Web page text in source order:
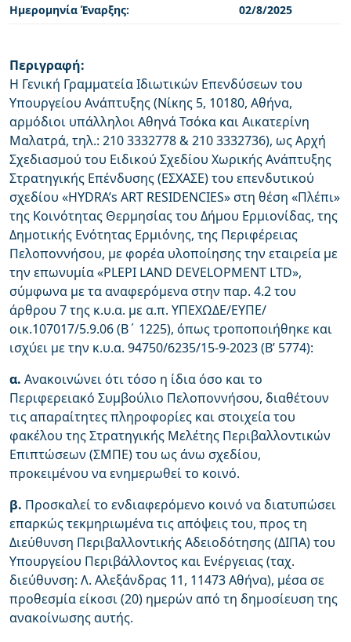
Ημερομηνία Έναρξης: 02/8/2025
Περιγραφή:
Η Γενική Γραμματεία Ιδιωτικών Επενδύσεων του
Υπουργείου Ανάπτυξης (Νίκης 5, 10180, Αθήνα,
αρμόδιοι υπάλληλοι Αθηνά Τσόκα και Aικατερίνη
Μαλατρά, τηλ.: 210 3332778 & 210 3332736), ως Αρχή
Σχεδιασμού του Ειδικού Σχεδίου Χωρικής Ανάπτυξης
Στρατηγικής Επένδυσης (ΕΣΧΑΣΕ) του επενδυτικού
σχεδίου «HYDRA’s ART RESIDENCIES» στη θέση «Πλέπι»
της Κοινότητας Θερμησίας του Δήμου Ερμιονίδας, της
Δημοτικής Ενότητας Ερμιόνης, της Περιφέρειας
Πελοποννήσου, με φορέα υλοποίησης την εταιρεία με
την επωνυμία «PLEPI LAND DEVELOPMENT LTD»,
σύμφωνα με τα αναφερόμενα στην παρ. 4.2 του
άρθρου 7 της κ.υ.α. με α.π. ΥΠΕΧΩΔΕ/ΕΥΠΕ/
οικ.107017/5.9.06 (Β΄ 1225), όπως τροποποιήθηκε και
ισχύει με την κ.υ.α. 94750/6235/15-9-2023 (Β’ 5774):
α. Ανακοινώνει ότι τόσο η ίδια όσο και το
Περιφερειακό Συμβούλιο Πελοποννήσου, διαθέτουν
τις απαραίτητες πληροφορίες και στοιχεία του
φακέλου της Στρατηγικής Μελέτης Περιβαλλοντικών
Επιπτώσεων (ΣΜΠΕ) του ως άνω σχεδίου,
προκειμένου να ενημερωθεί το κοινό.
β. Προσκαλεί το ενδιαφερόμενο κοινό να διατυπώσει
επαρκώς τεκμηριωμένα τις απόψεις του, προς τη
Διεύθυνση Περιβαλλοντικής Αδειοδότησης (ΔΙΠΑ) του
Υπουργείου Περιβάλλοντος και Ενέργειας (ταχ.
διεύθυνση: Λ. Αλεξάνδρας 11, 11473 Αθήνα), μέσα σε
προθεσμία είκοσι (20) ημερών από τη δημοσίευση της
ανακοίνωσης αυτής.